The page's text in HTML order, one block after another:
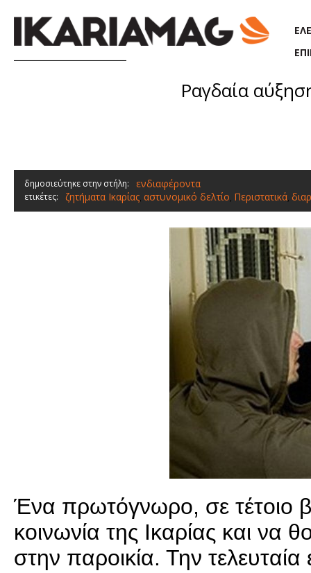
Ραγδαία
δημοσιεύτηκε στην στήλη: ενδιαφέροντα
ετικέτες: ζητήματα Ικαρίας, αστυνομικό δελτίο, Περιστατικά,
Ένα πρωτόγνωρο, σε τέτοιο
κοινωνία της Ικαρίας και να
στην παροικία. Την